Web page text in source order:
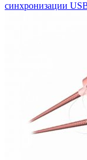
синхронизации